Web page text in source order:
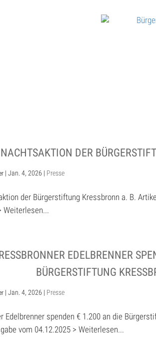
DER
| Jan. 4, 2026 | Presse
der Bürgerstiftung Kressbronn a. B.
Weiterlesen...
EDELBRENNER
BÜRGERSTIFTUNG
| Jan. 4, 2026 | Presse
Edelbrenner spenden € 1.200 an die
vom 04.12.2025 > Weiterlesen...